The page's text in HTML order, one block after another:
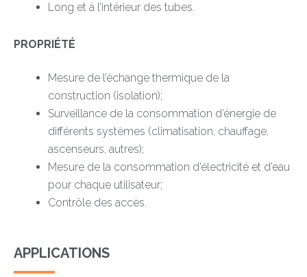
Long et à l’intérieur des tubes.
PROPRIÉTÉ
Mesure de l’échange thermique de la
construction (isolation);
Surveillance de la consommation d’énergie de
différents systèmes (climatisation, chauffage,
ascenseurs, autres);
Mesure de la consommation d’électricité et d’eau
pour chaque utilisateur;
Contrôle des accès.
APPLICATIONS